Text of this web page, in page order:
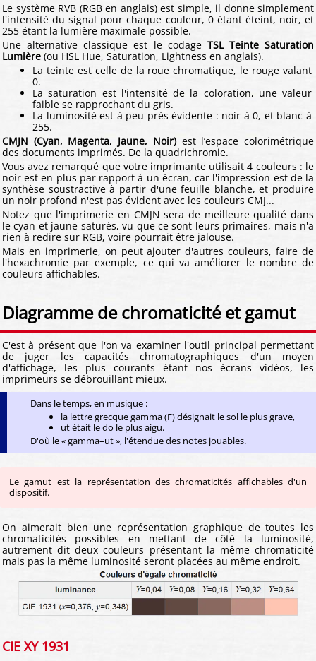
Le système RVB (RGB en anglais) est simple, il donne simplement
l'intensité du signal pour chaque couleur, 0 étant éteint, noir, et
255 étant la lumière maximale possible.
Une alternative classique est le codage TSL Teinte Saturation
Lumière (ou HSL Hue, Saturation, Lightness en anglais).
La teinte est celle de la roue chromatique, le rouge valant
0.
La saturation est l'intensité de la coloration, une valeur
faible se rapprochant du gris.
La luminosité est à peu près évidente : noir à 0, et blanc à
255.
CMJN (Cyan, Magenta, Jaune, Noir)est l’espace colorimétrique
des documents imprimés. De la quadrichromie.
Vous avez remarqué que votre imprimante utilisait 4 couleurs : le
noir est en plus par rapport à un écran, car l'impression est de la
synthèse soustractive à partir d'une feuille blanche, et produire
un noir profond n'est pas évident avec les couleurs CMJ...
Notez que l'imprimerie en CMJN sera de meilleure qualité dans
le cyan et jaune saturés, vu que ce sont leurs primaires, mais n'a
rien à redire sur RGB, voire pourrait être jalouse.
Mais en imprimerie, on peut ajouter d'autres couleurs, faire de
l'hexachromie par exemple, ce qui va améliorer le nombre de
couleurs affichables.
Diagramme de chromaticité et gamut
C'est à présent que l'on va examiner l'outil principal permettant
de juger les capacités chromatographiques d'un moyen
d'affichage, les plus courants étant nos écrans vidéos, les
imprimeurs se débrouillant mieux.
Dans le temps, en musique :
la lettre grecque gamma (Γ) désignait le sol le plus grave,
ut était le do le plus aigu.
D'où le « gamma–ut », l'étendue des notes jouables.
Le gamut est la représentation des chromaticités affichables d'un
dispositif.
On aimerait bien une représentation graphique de toutes les
chromaticités possibles en mettant de côté la luminosité,
autrement dit deux couleurs présentant la même chromaticité
mais pas la même luminosité seront placées au même endroit.
CIE XY 1931